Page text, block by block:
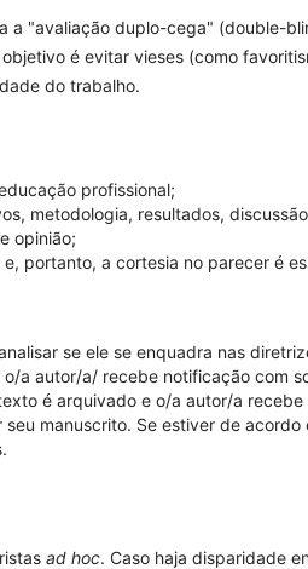
a "avaliação duplo-cega" (double-
é evitar vieses (como
do trabalho.
profissional;
metodologia, resultados,
opinião;
portanto, a cortesia no parecer é
se ele se enquadra nas
a autor/a/ recebe notificação com
é arquivado e o/a autor/a
manuscrito. Se estiver de acordo
ad hoc. Caso haja disparidade